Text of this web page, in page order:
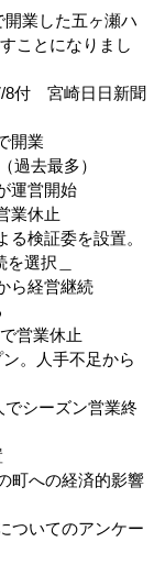
業した五ヶ瀬ハ
ことになりまし
8付 宮崎日日新聞
開業
過去最多）
運営開始
業休止
検証委を設置。
選択＿
ら経営継続
営業休止
。人手不足から
でシーズン営業終
町への経済的影響
ついてのアンケー